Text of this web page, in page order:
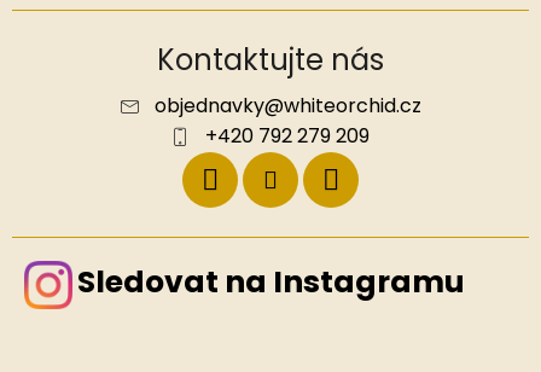
Kontaktujte nás
objednavky@whiteorchid.cz
+420 792 279 209
Sledovat na Instagramu